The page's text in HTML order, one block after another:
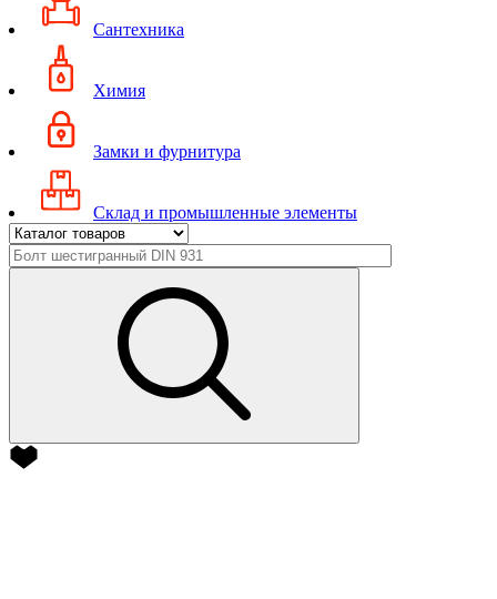
Сантехника
Химия
Замки и фурнитура
Склад и промышленные элементы